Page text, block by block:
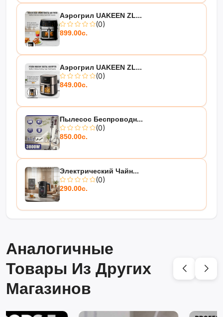
Аэрогрил UAKEEN ZL...
(0)
899.00с.
Аэрогрил UAKEEN ZL...
(0)
849.00с.
Пылесос Беспроводн...
(0)
850.00с.
Электрический Чайн...
(0)
290.00с.
Аналогичные
Товары Из Других
Магазинов